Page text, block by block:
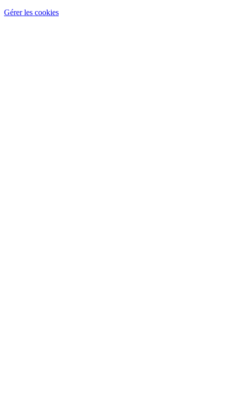
Gérer les cookies